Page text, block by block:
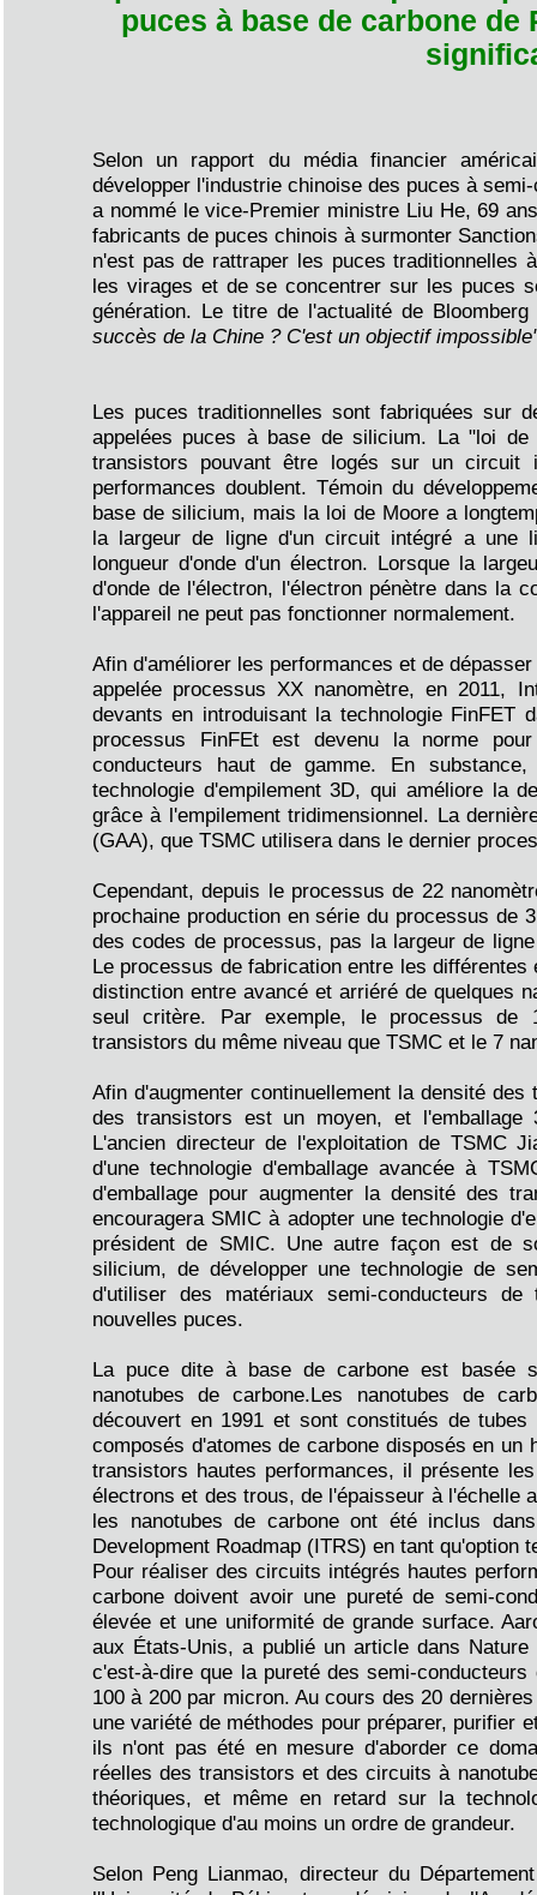
puces à base de carbone
Selon un rapport du média financier
développer l'industrie chinoise des puces à
a nommé le vice-Premier ministre Liu He, 69
fabricants de puces chinois à surmonter
n'est pas de rattraper les puces traditionnelles
les virages et de se concentrer sur les puces
génération. Le titre de l'actualité de
succès de la Chine ? C'est un objectif
Les puces traditionnelles sont fabriquées sur
appelées puces à base de silicium. La "loi
transistors pouvant être logés sur un
performances doublent. Témoin du
base de silicium, mais la loi de Moore a
la largeur de ligne d'un circuit intégré a une
longueur d'onde d'un électron. Lorsque la
d'onde de l'électron, l'électron pénètre dans la
l'appareil ne peut pas fonctionner normalement.
Afin d'améliorer les performances et de
appelée processus XX nanomètre, en 2011,
devants en introduisant la technologie FinFET
processus FinFEt est devenu la norme
conducteurs haut de gamme. En
technologie d'empilement 3D, qui améliore la
grâce à l'empilement tridimensionnel. La
(GAA), que TSMC utilisera dans le dernier
Cependant, depuis le processus de 22
prochaine production en série du processus de
des codes de processus, pas la largeur de
Le processus de fabrication entre les
distinction entre avancé et arriéré de quelques
seul critère. Par exemple, le processus de
transistors du même niveau que TSMC et le 7
Afin d'augmenter continuellement la densité
des transistors est un moyen, et
L'ancien directeur de l'exploitation de TSMC
d'une technologie d'emballage avancée à
d'emballage pour augmenter la densité des
encouragera SMIC à adopter une technologie
président de SMIC. Une autre façon est de
silicium, de développer une technologie de
d'utiliser des matériaux semi-conducteurs
nouvelles puces.
La puce dite à base de carbone est basée
nanotubes de carbone.Les nanotubes de
découvert en 1991 et sont constitués de
composés d'atomes de carbone disposés en un
transistors hautes performances, il présente
électrons et des trous, de l'épaisseur à l'échelle
les nanotubes de carbone ont été inclus
Development Roadmap (ITRS) en tant qu'option
Pour réaliser des circuits intégrés hautes
carbone doivent avoir une pureté de semi-
élevée et une uniformité de grande surface.
aux États-Unis, a publié un article dans
c'est-à-dire que la pureté des semi-
100 à 200 par micron. Au cours des 20
une variété de méthodes pour préparer, purifier
ils n'ont pas été en mesure d'aborder ce
réelles des transistors et des circuits à
théoriques, et même en retard sur la
technologique d'au moins un ordre de grandeur.
Selon Peng Lianmao, directeur du